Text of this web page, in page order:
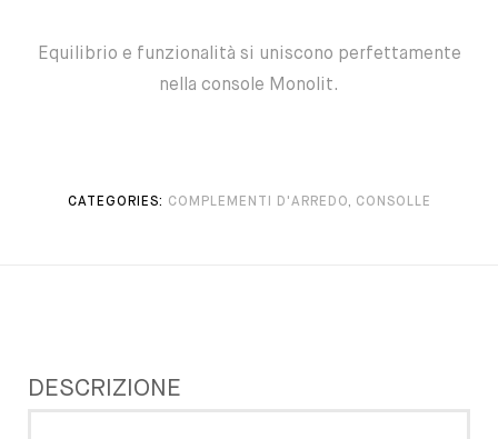
Equilibrio e funzionalità si uniscono perfettamente
nella console Monolit.
CATEGORIES: COMPLEMENTI D'ARREDO, CONSOLLE
DESCRIZIONE